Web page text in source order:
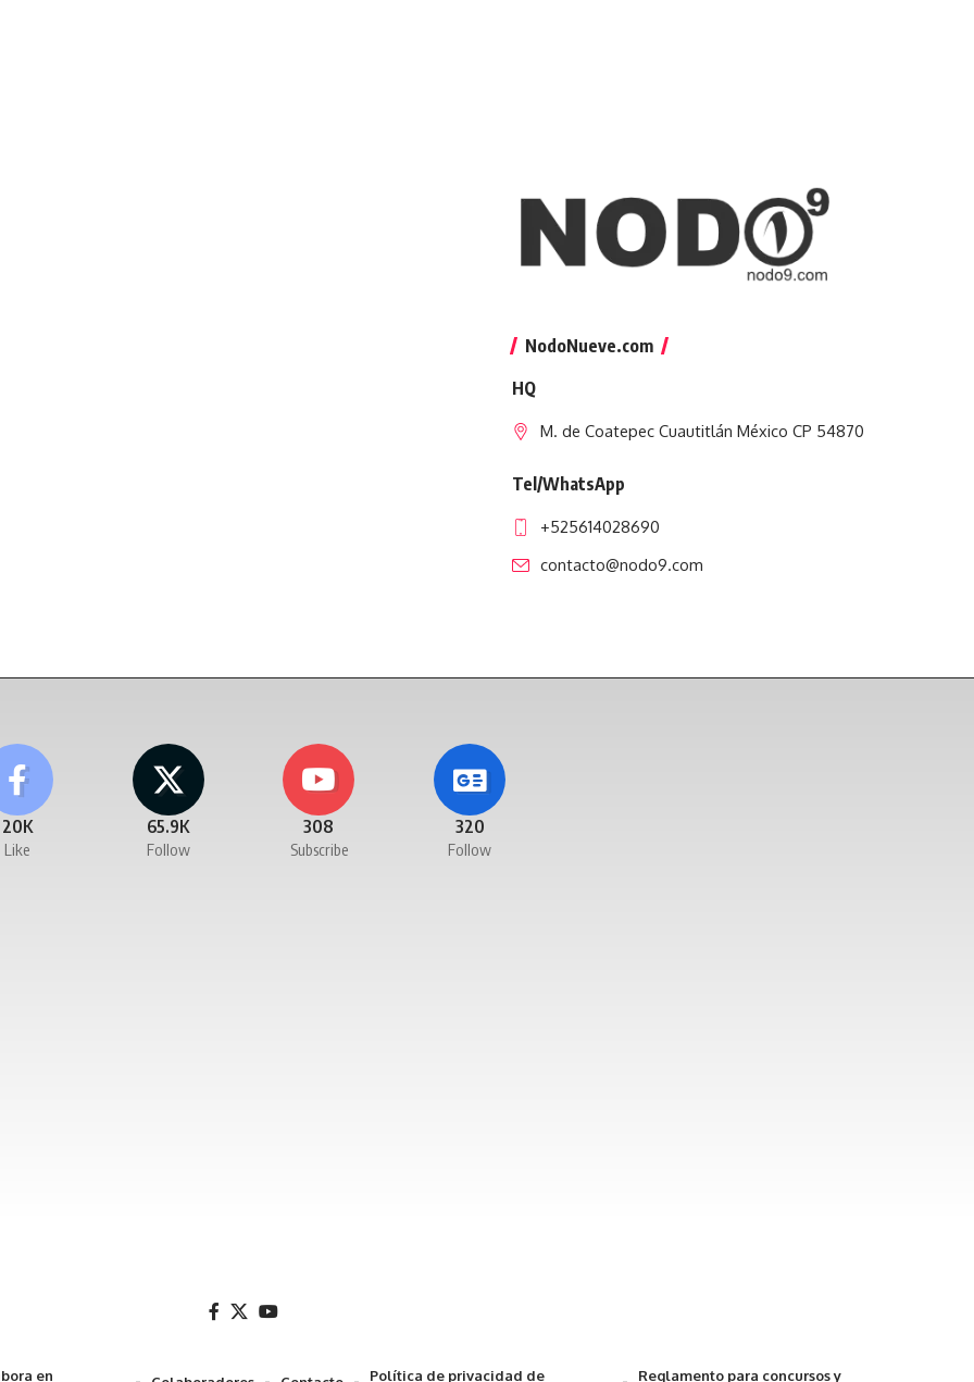
NodoNueve.com
HQ
M. de Coatepec Cuautitlán México CP 54870
Tel/WhatsApp
+525614028690
contacto@nodo9.com
20K
Like
65.9K
Follow
308
Subscribe
320
Follow
en
Política de privacidad de
Reglamento para concursos y